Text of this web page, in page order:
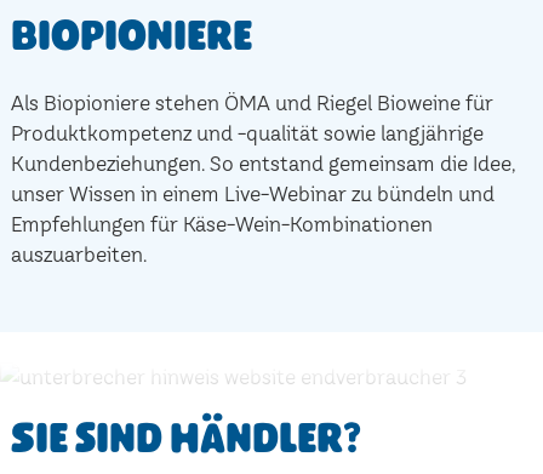
Biopioniere
Als Biopioniere stehen ÖMA und Riegel Bioweine für
Produktkompetenz und -qualität sowie langjährige
Kundenbeziehungen. So entstand gemeinsam die Idee,
unser Wissen in einem Live-Webinar zu bündeln und
Empfehlungen für Käse-Wein-Kombinationen
auszuarbeiten.
Sie sind Händler?